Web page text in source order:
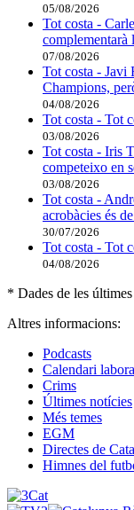
05/08/2026
Tot costa -
complementarà
07/08/2026
Tot costa - Javi
Champions,
04/08/2026
Tot costa - Tot
03/08/2026
Tot costa - Iris
competeixo en
03/08/2026
Tot costa -
acrobàcies és
30/07/2026
Tot costa - Tot
04/08/2026
* Dades de les
Altres informacions:
Podcasts
Calendari
Crims
Últimes notícies
Més temes
EGM
Directes de
Himnes del